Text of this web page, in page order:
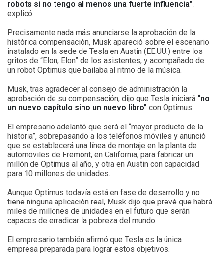
robots si no tengo al menos una fuerte influencia”,
explicó.
Precisamente nada más anunciarse la aprobación de la
histórica compensación, Musk apareció sobre el escenario
instalado en la sede de Tesla en Austin (EE.UU.) entre los
gritos de “Elon, Elon” de los asistentes, y acompañado de
un robot Optimus que bailaba al ritmo de la música.
Musk, tras agradecer al consejo de administración la
aprobación de su compensación, dijo que Tesla iniciará “no
un nuevo capítulo sino un nuevo libro” con Optimus.
El empresario adelantó que será el “mayor producto de la
historia”, sobrepasando a los teléfonos móviles y anunció
que se establecerá una línea de montaje en la planta de
automóviles de Fremont, en California, para fabricar un
millón de Optimus al año, y otra en Austin con capacidad
para 10 millones de unidades.
Aunque Optimus todavía está en fase de desarrollo y no
tiene ninguna aplicación real, Musk dijo que prevé que habrá
miles de millones de unidades en el futuro que serán
capaces de erradicar la pobreza del mundo.
El empresario también afirmó que Tesla es la única
empresa preparada para lograr estos objetivos.